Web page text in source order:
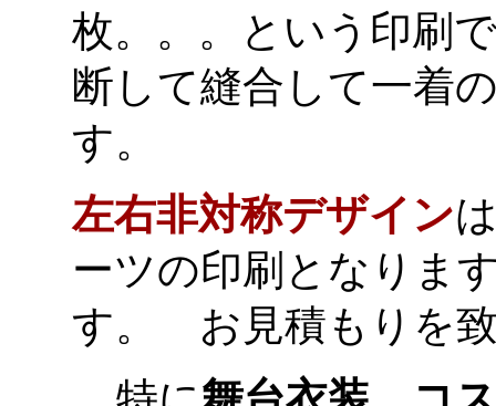
枚。。。という印刷
断して縫合して一着
す。
左右非対称デザイン
ーツの印刷となりま
す。 お見積もりを